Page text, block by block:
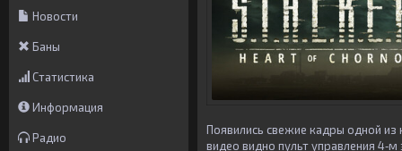
Новости
Баны
Статистика
Информация
Радио
Появились свежие кадры одной
видео видно пульт управления